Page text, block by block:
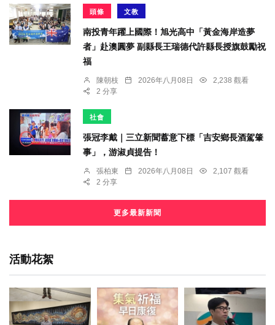
頭條 文教
南投青年躍上國際！旭光高中「黃金海岸造夢
者」赴澳圓夢 副縣長王瑞德代許縣長授旗鼓勵祝
福
陳朝枝 2026年八月08日
2,238 觀看
2 分享
社會
張冠李戴｜三立新聞蓄意下標「吉安鄉長酒駕肇
事」，游淑貞提告！
張柏東 2026年八月08日
2,107 觀看
2 分享
更多最新新聞
活動花絮